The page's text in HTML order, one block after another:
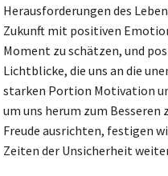
Herausforderungen des
Zukunft mit positiven
Moment zu schätzen, und
Lichtblicke, die uns an die
starken Portion Motivation
um uns herum zum Besseren
Freude ausrichten, festigen
Zeiten der Unsicherheit